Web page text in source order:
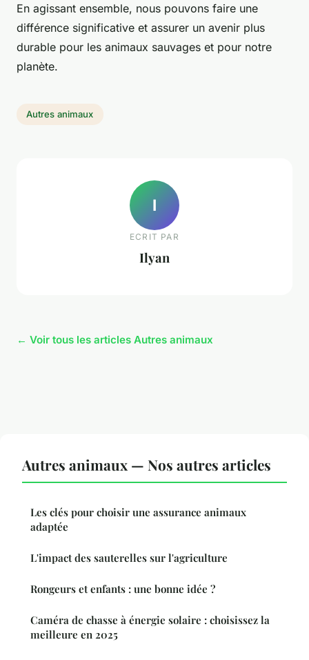
En agissant ensemble, nous pouvons faire une
différence significative et assurer un avenir plus
durable pour les animaux sauvages et pour notre
planète.
Autres animaux
I
ECRIT PAR
Ilyan
← Voir tous les articles Autres animaux
Autres animaux — Nos autres articles
Les clés pour choisir une assurance animaux
adaptée
L'impact des sauterelles sur l'agriculture
Rongeurs et enfants : une bonne idée ?
Caméra de chasse à énergie solaire : choisissez la
meilleure en 2025